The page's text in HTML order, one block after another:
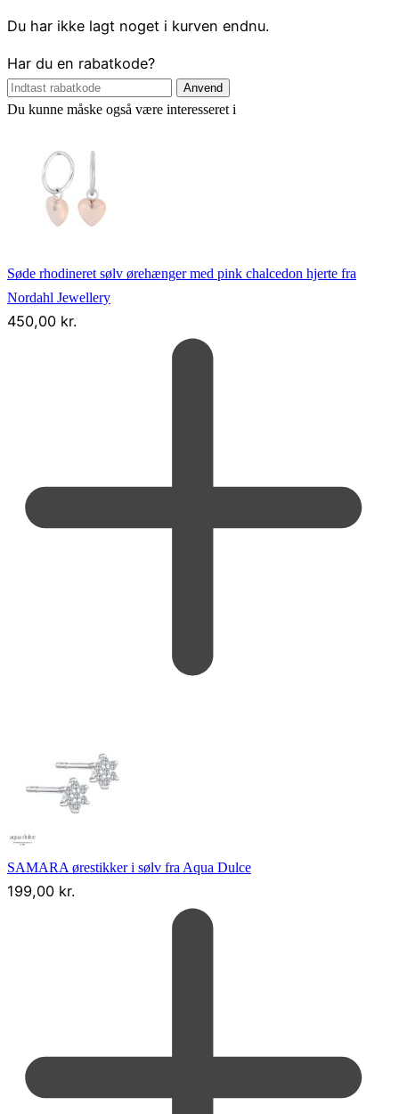
Du har ikke lagt noget i kurven endnu.
Har du en rabatkode?
Anvend
Du kunne måske også være interesseret i
Søde rhodineret sølv ørehænger med pink chalcedon hjerte fra
Nordahl Jewellery
450,00 kr.
SAMARA ørestikker i sølv fra Aqua Dulce
199,00 kr.